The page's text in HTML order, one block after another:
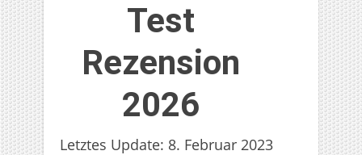
Test
Rezension
2026
Letztes Update: 8. Februar 2023